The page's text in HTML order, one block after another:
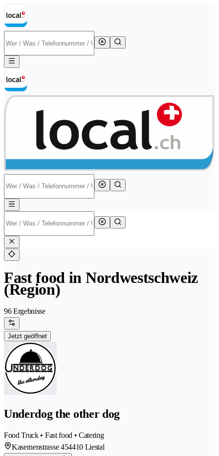
Fast food in Nordwestschweiz
(Region)
96 Ergebnisse
Jetzt geöffnet
Underdog the other dog
Food Truck • Fast food • Catering
Kasernenstrasse 454410 Liestal